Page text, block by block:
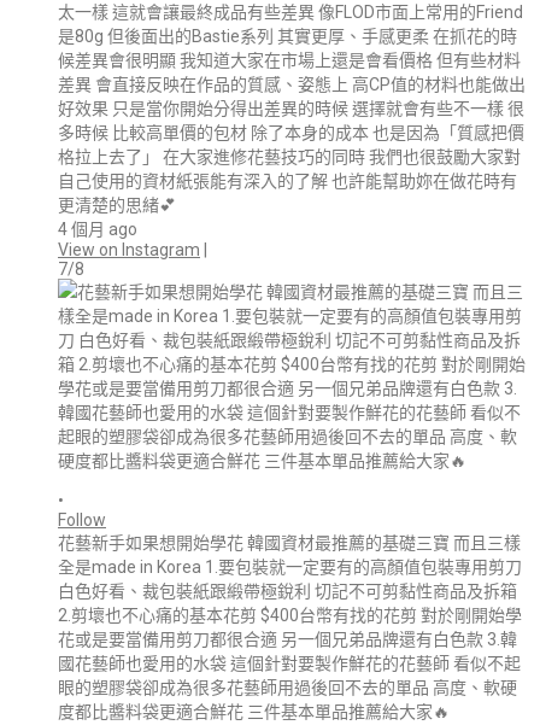
太一樣 這就會讓最終成品有些差異 像FLOD市面上常用的Friend
是80g 但後面出的Bastie系列 其實更厚、手感更柔 在抓花的時
候差異會很明顯 我知道大家在市場上還是會看價格 但有些材料
差異 會直接反映在作品的質感、姿態上 高CP值的材料也能做出
好效果 只是當你開始分得出差異的時候 選擇就會有些不一樣 很
多時候 比較高單價的包材 除了本身的成本 也是因為「質感把價
格拉上去了」 在大家進修花藝技巧的同時 我們也很鼓勵大家對
自己使用的資材紙張能有深入的了解 也許能幫助妳在做花時有
更清楚的思緒💕
4 個月 ago
View on Instagram
7/8
•
Follow
花藝新手如果想開始學花 韓國資材最推薦的基礎三寶 而且三樣
全是made in Korea 1.要包裝就一定要有的高顏值包裝專用剪刀
白色好看、裁包裝紙跟緞帶極銳利 切記不可剪黏性商品及拆箱
2.剪壞也不心痛的基本花剪 $400台幣有找的花剪 對於剛開始學
花或是要當備用剪刀都很合適 另一個兄弟品牌還有白色款 3.韓
國花藝師也愛用的水袋 這個針對要製作鮮花的花藝師 看似不起
眼的塑膠袋卻成為很多花藝師用過後回不去的單品 高度、軟硬
度都比醬料袋更適合鮮花 三件基本單品推薦給大家🔥